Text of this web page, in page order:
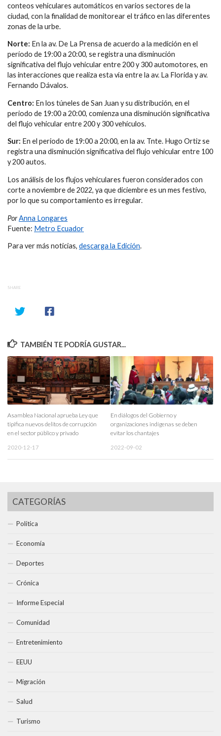
conteos vehiculares automáticos en varios sectores de la
ciudad, con la finalidad de monitorear el tráfico en las diferentes
zonas de la urbe.
Norte: En la av. De La Prensa de acuerdo a la medición en el
período de 19:00 a 20:00, se registra una disminución
significativa del flujo vehicular entre 200 y 300 automotores, en
las interacciones que realiza esta vía entre la av. La Florida y av.
Fernando Dávalos.
Centro: En los túneles de San Juan y su distribución, en el
periodo de 19:00 a 20:00, comienza una disminución significativa
del flujo vehicular entre 200 y 300 vehículos.
Sur: En el periodo de 19:00 a 20:00, en la av. Tnte. Hugo Ortiz se
registra una disminución significativa del flujo vehicular entre 100
y 200 autos.
Los análisis de los flujos vehiculares fueron considerados con
corte a noviembre de 2022, ya que diciembre es un mes festivo,
por lo que su comportamiento es irregular.
PorAnna Longares
Fuente: Metro Ecuador
Para ver más noticias, descarga la Edición.
SHARE
TAMBIÉN TE PODRÍA GUSTAR...
Asamblea Nacional aprueba Ley que
tipifica nuevos delitos de corrupción
en el sector público y privado
2020-12-17
En diálogos del Gobierno y
organizaciones indígenas se deben
evitar los chantajes
2022-09-02
CATEGORÍAS
Política
Economía
Deportes
Crónica
Informe Especial
Comunidad
Entretenimiento
EEUU
Migración
Salud
Turismo